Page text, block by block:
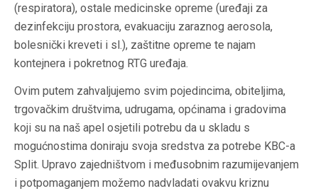
(respiratora), ostale medicinske opreme (uređaji za
dezinfekciju prostora, evakuaciju zaraznog aerosola,
bolesnički kreveti i sl.), zaštitne opreme te najam
kontejnera i pokretnog RTG uređaja.
Ovim putem zahvaljujemo svim pojedincima, obiteljima,
trgovačkim društvima, udrugama, općinama i gradovima
koji su na naš apel osjetili potrebu da u skladu s
mogućnostima doniraju svoja sredstva za potrebe KBC-a
Split. Upravo zajedništvom i međusobnim razumijevanjem
i potpomaganjem možemo nadvladati ovakvu kriznu